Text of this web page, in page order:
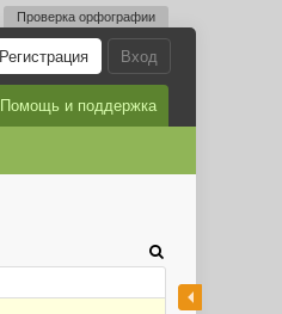
Проверка орфографии
Вход
Регистрация
Помощь и поддержка